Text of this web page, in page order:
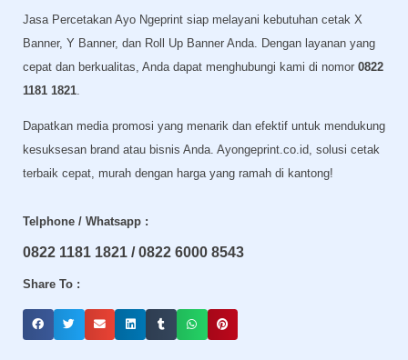
Jasa Percetakan Ayo Ngeprint siap melayani kebutuhan cetak X
Banner, Y Banner, dan Roll Up Banner Anda. Dengan layanan yang
cepat dan berkualitas, Anda dapat menghubungi kami di nomor 0822
1181 1821
Dapatkan media promosi yang menarik dan efektif untuk mendukung
kesuksesan brand atau bisnis Anda. Ayongeprint.co.id, solusi cetak
terbaik cepat, murah dengan harga yang ramah di kantong!
Telphone / Whatsapp :
0822 1181 1821 / 0822 6000 8543
Share To :